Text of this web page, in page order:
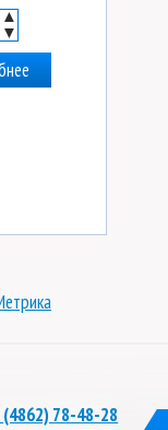
▲
▼
(4862) 78-48-28